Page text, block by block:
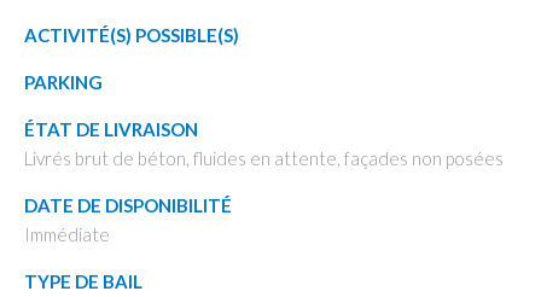
ACTIVITÉ(S) POSSIBLE(S)
PARKING
ÉTAT DE LIVRAISON
Livrés brut de béton, fluides en attente, façades non posées
DATE DE DISPONIBILITÉ
Immédiate
TYPE DE BAIL